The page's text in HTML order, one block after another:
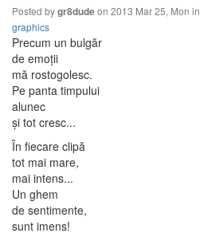
Posted bygr8dudeon 2013 Mar 25, Mon in
graphics
Precum un bulgăr
de emoții
mă rostogolesc.
Pe panta timpului
alunec
și tot cresc...
În fiecare clipă
tot mai mare,
mai intens...
Un ghem
de sentimente,
sunt imens!